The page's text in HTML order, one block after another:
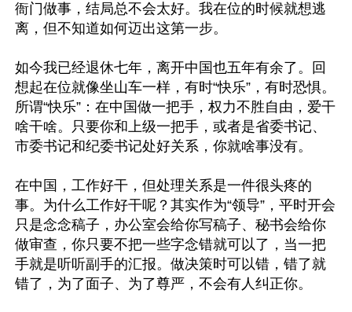
衙门做事，结局总不会太好。我在位的时候就想逃
离，但不知道如何迈出这第一步。
如今我已经退休七年，离开中国也五年有余了。回
想起在位就像坐山车一样，有时“快乐”，有时恐惧。
所谓“快乐”：在中国做一把手，权力不胜自由，爱干
啥干啥。只要你和上级一把手，或者是省委书记、
市委书记和纪委书记处好关系，你就啥事没有。
在中国，工作好干，但处理关系是一件很头疼的
事。为什么工作好干呢？其实作为“领导”，平时开会
只是念念稿子，办公室会给你写稿子、秘书会给你
做审查，你只要不把一些字念错就可以了，当一把
手就是听听副手的汇报。做决策时可以错，错了就
错了，为了面子、为了尊严，不会有人纠正你。